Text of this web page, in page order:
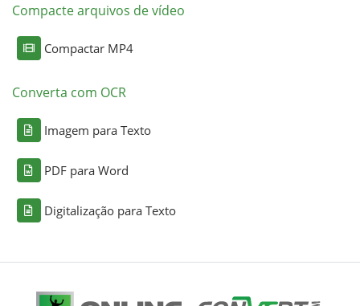
Compacte arquivos de vídeo
Compactar MP4
Converta com OCR
Imagem para Texto
PDF para Word
Digitalização para Texto